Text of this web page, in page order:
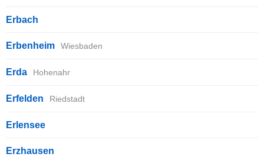
Erbach
Erbenheim Wiesbaden
Erda Hohenahr
Erfelden Riedstadt
Erlensee
Erzhausen